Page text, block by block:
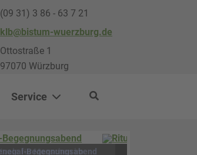
(09 31) 3 86 - 63 7 21
klb@bistum-wuerzburg.de
Ottostraße 1
97070 Würzburg
Service